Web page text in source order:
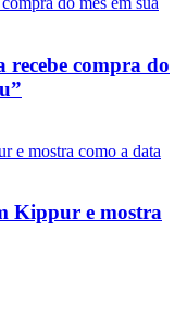
compra do
Kippur e mostra